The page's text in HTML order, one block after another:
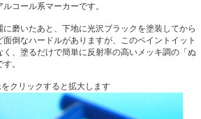
コール系マーカーです。
磨いたあと、下地に光沢ブラックを塗装してから
倒なハードルがありますが、このペイントイット
、塗るだけで簡単に反射率の高いメッキ調の「ぬ
。
クリックすると拡大します